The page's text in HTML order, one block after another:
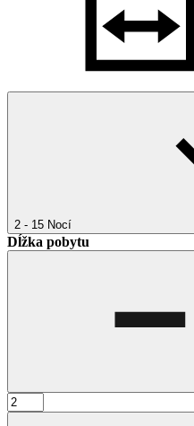
2 - 15 Nocí
Dĺžka pobytu